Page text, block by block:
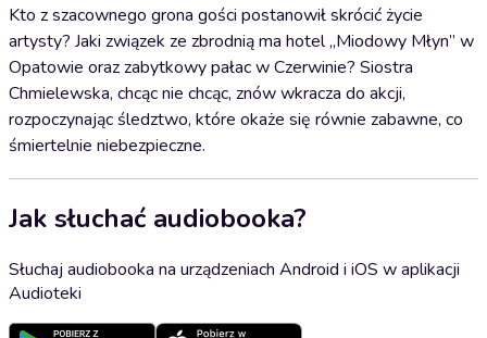
Kto z szacownego grona gości postanowił skrócić życie
artysty? Jaki związek ze zbrodnią ma hotel „Miodowy Młyn” w
Opatowie oraz zabytkowy pałac w Czerwinie? Siostra
Chmielewska, chcąc nie chcąc, znów wkracza do akcji,
rozpoczynając śledztwo, które okaże się równie zabawne, co
śmiertelnie niebezpieczne.
Jak słuchać audiobooka?
Słuchaj audiobooka na urządzeniach Android i iOS w aplikacji
Audioteki